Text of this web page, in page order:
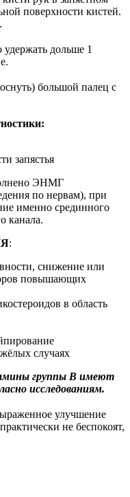
поверхности кистей.
дольше 1
большой палец с
запястья
ЭНМГ
по нервам), при
именно срединного
канала.
:
снижение или
повышающих
в область
случаях
группы В имеют
исследованиям.
улучшение
не беспокоят,